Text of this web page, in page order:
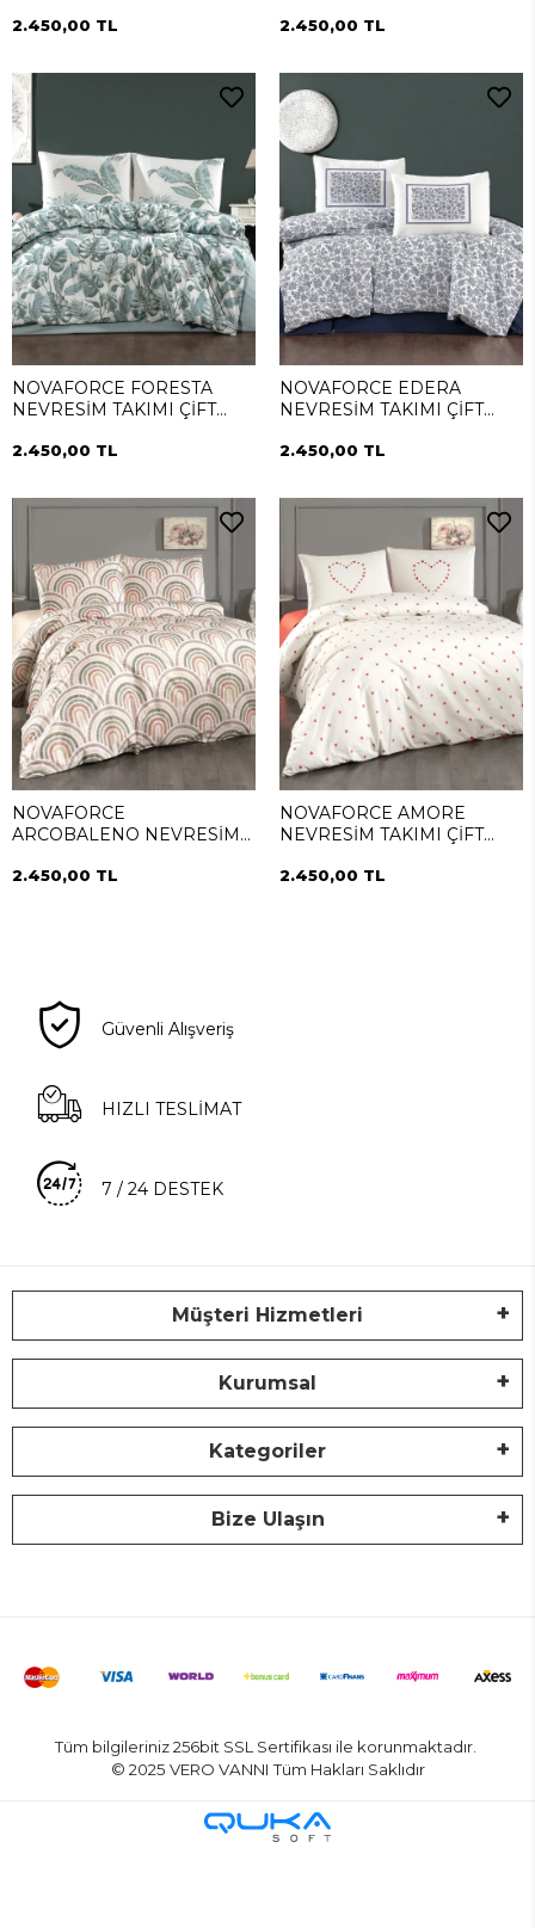
2.450,00 TL 2.450,00 TL
NOVAFORCE FORESTA
NEVRESİM TAKIMI ÇİFT
2.450,00 TL
NOVAFORCE EDERA
NEVRESİM TAKIMI ÇİFT
2.450,00 TL
NOVAFORCE
ARCOBALENO NEVRESİM
2.450,00 TL
NOVAFORCE AMORE
NEVRESİM TAKIMI ÇİFT
2.450,00 TL
Güvenli Alışveriş
HIZLI TESLİMAT
7 / 24 DESTEK
Müşteri Hizmetleri
Kurumsal
Kategoriler
Bize Ulaşın
Tüm bilgileriniz 256bit SSL Sertifikası ile korunmaktadır.
© 2025 VERO VANNITüm Hakları Saklıdır